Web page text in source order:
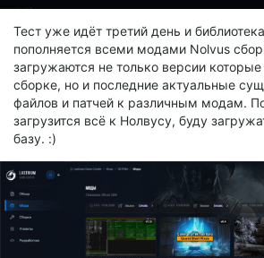
Тест уже идёт третий день и
пополняется всеми модами Nolvus
загружаются не только версии
сборке, но и последние актуальные
файлов и патчей к различным модам.
загрузится всё к Нолвусу, буду
базу. :)